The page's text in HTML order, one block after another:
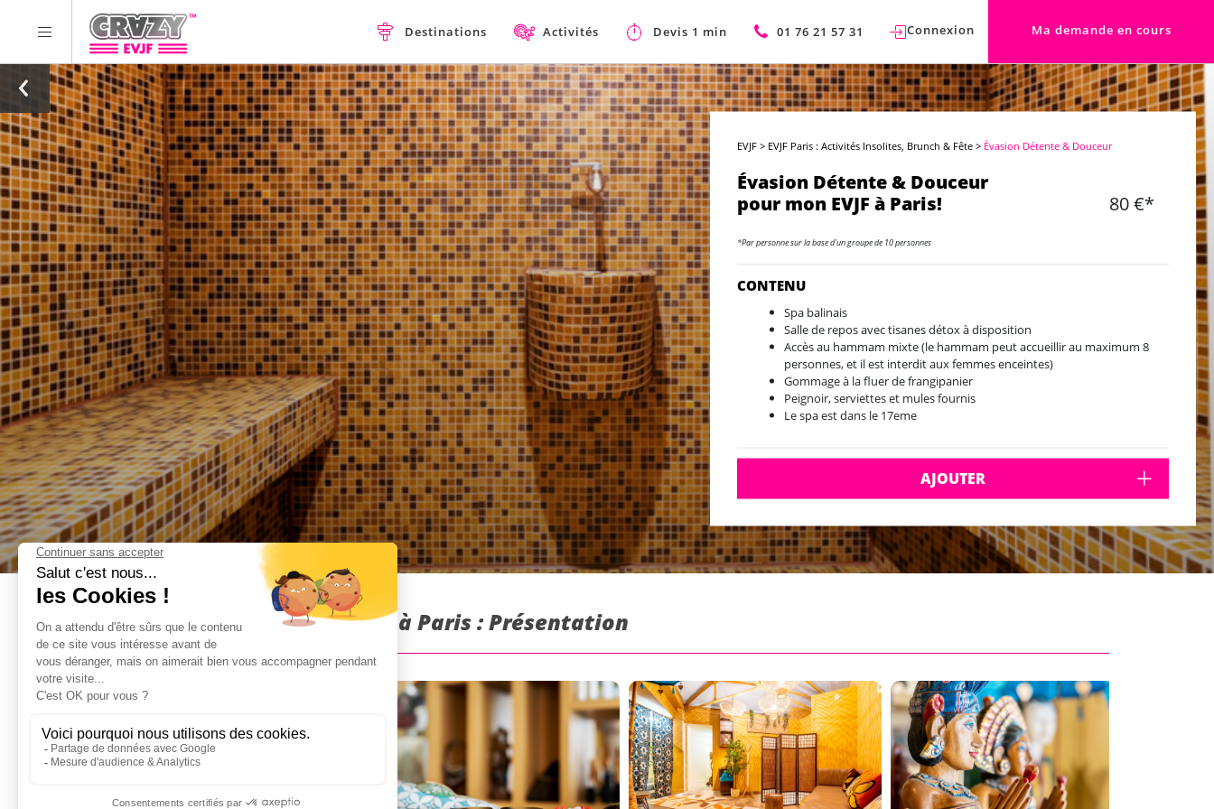
Destinations Activités Devis 1 min 01 76 21 57 31 Connexion Ma demande en cours
EVJF > EVJF Paris : Activités Insolites, Brunch & Fête > Évasion Détente & Douceur
Évasion Détente & Douceur
pour mon EVJF à Paris!
80 €*
*Par personne sur la base d'un groupe de 10 personnes
CONTENU
Spa balinais
Salle de repos avec tisanes détox à disposition
Accès au hammam mixte (le hammam peut accueillir au maximum 8
personnes, et il est interdit aux femmes enceintes)
Gommage à la fluer de frangipanier
Peignoir, serviettes et mules fournis
Le spa est dans le 17eme
AJOUTER
Évasion Détente & Douceur à Paris : Présentation